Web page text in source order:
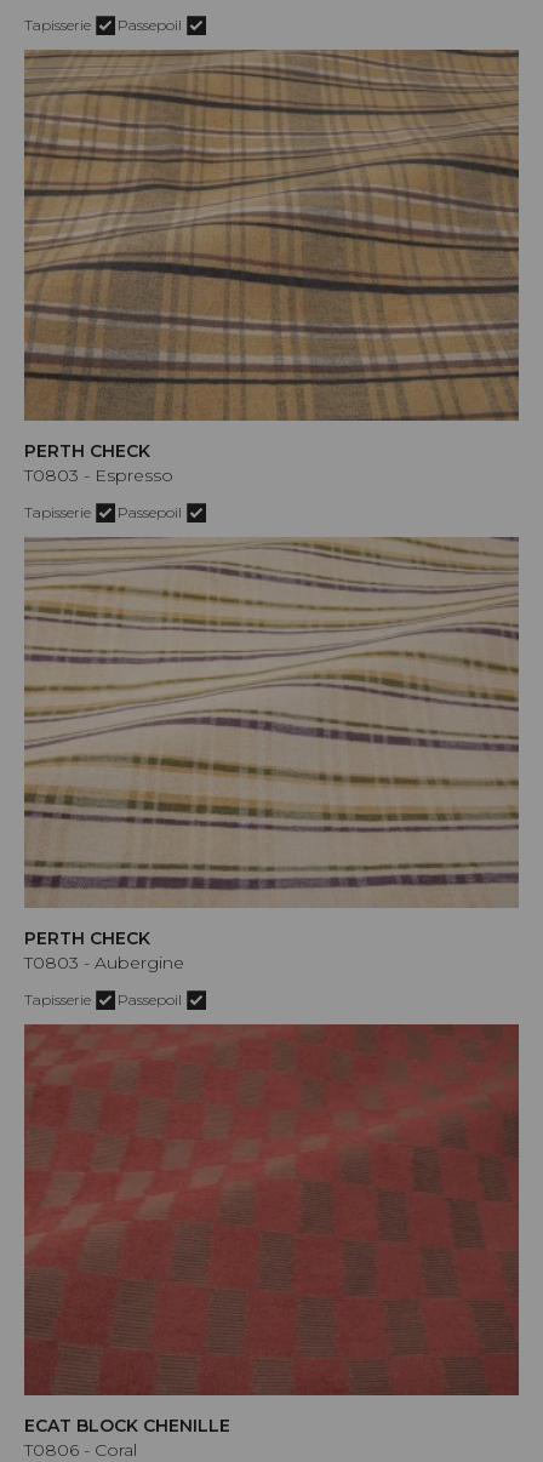
Tapisserie Passepoil
PERTH CHECK
T0803 - Espresso
Tapisserie Passepoil
PERTH CHECK
T0803 - Aubergine
Tapisserie Passepoil
ECAT BLOCK CHENILLE
T0806 - Coral